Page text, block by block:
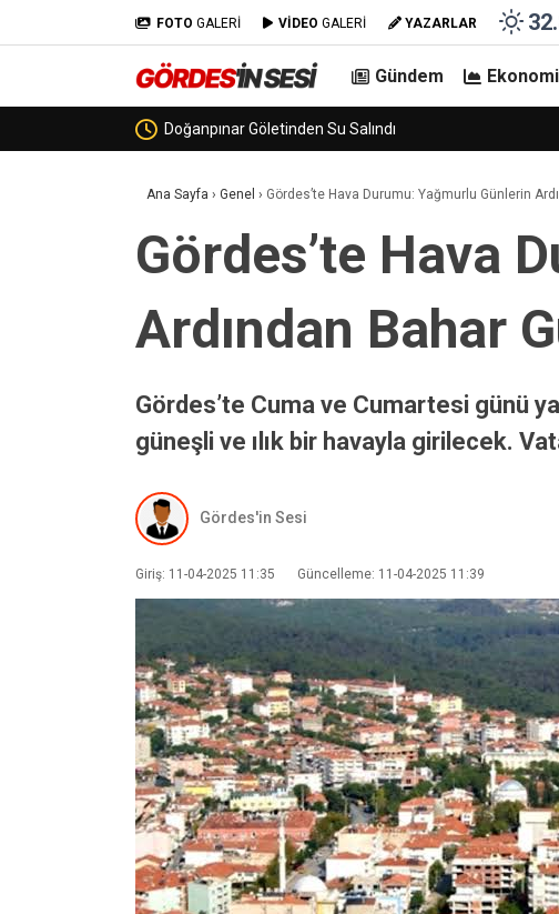
FOTO GALERİ VİDEO GALERİ YAZARLAR
Gündem Ekonomi
Görenez Mevkiinde Hafriyat Kamyonu Devrildi
Ana Sayfa › Genel › Gördes’te Hava Durumu: Yağmurlu Günlerin
Gördes’te Hava
Ardından Bahar
Gördes’te Cuma ve Cumartesi günü
güneşli ve ılık bir havayla girilecek.
Gördes'in Sesi
Giriş: 11-04-2025 11:35 Güncelleme: 11-04-2025 11:39